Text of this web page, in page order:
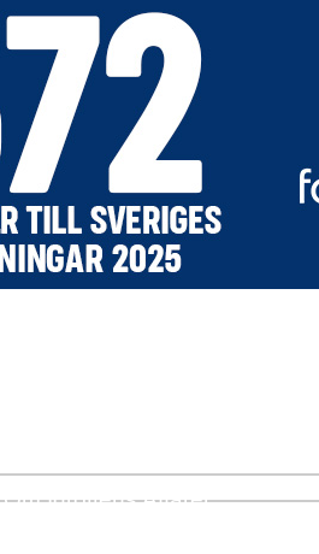
Om Idrottens Affärer